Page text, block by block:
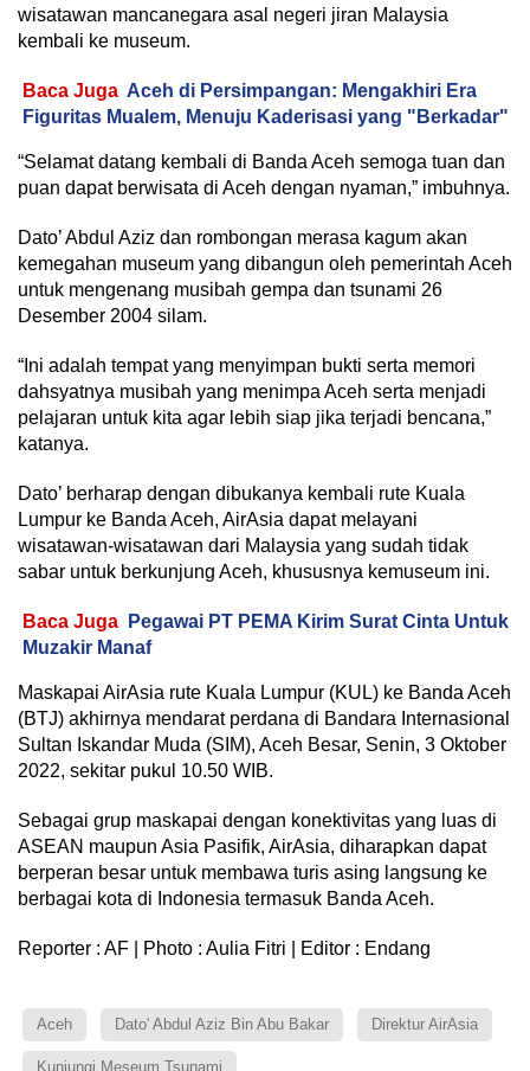
wisatawan mancanegara asal negeri jiran Malaysia
kembali ke museum.
Baca Juga Aceh di Persimpangan: Mengakhiri Era
Figuritas Mualem, Menuju Kaderisasi yang "Berkadar"
“Selamat datang kembali di Banda Aceh semoga tuan dan
puan dapat berwisata di Aceh dengan nyaman,” imbuhnya.
Dato’ Abdul Aziz dan rombongan merasa kagum akan
kemegahan museum yang dibangun oleh pemerintah Aceh
untuk mengenang musibah gempa dan tsunami 26
Desember 2004 silam.
“Ini adalah tempat yang menyimpan bukti serta memori
dahsyatnya musibah yang menimpa Aceh serta menjadi
pelajaran untuk kita agar lebih siap jika terjadi bencana,”
katanya.
Dato’ berharap dengan dibukanya kembali rute Kuala
Lumpur ke Banda Aceh, AirAsia dapat melayani
wisatawan-wisatawan dari Malaysia yang sudah tidak
sabar untuk berkunjung Aceh, khususnya kemuseum ini.
Baca Juga
Pegawai PT PEMA Kirim Surat Cinta Untuk
Muzakir Manaf
Maskapai AirAsia rute Kuala Lumpur (KUL) ke Banda Aceh
(BTJ) akhirnya mendarat perdana di Bandara Internasional
Sultan Iskandar Muda (SIM), Aceh Besar, Senin, 3 Oktober
2022, sekitar pukul 10.50 WIB.
Sebagai grup maskapai dengan konektivitas yang luas di
ASEAN maupun Asia Pasifik, AirAsia, diharapkan dapat
berperan besar untuk membawa turis asing langsung ke
berbagai kota di Indonesia termasuk Banda Aceh.
Reporter : AF | Photo : Aulia Fitri | Editor : Endang
Aceh Dato' Abdul Aziz Bin Abu Bakar Direktur AirAsia
Kunjungi Meseum Tsunami